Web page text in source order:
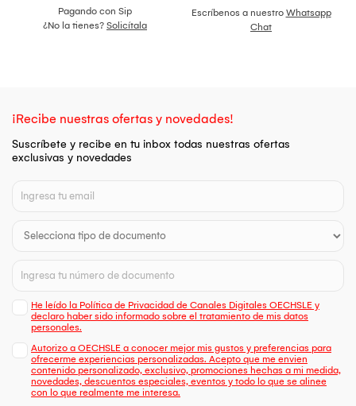
Pagando con Sip
¿No la tienes? Solicítala
Escríbenos a nuestro Whatsapp
Chat
¡Recibe nuestras ofertas y novedades!
Suscríbete y recibe en tu inbox todas nuestras ofertas
exclusivas y novedades
He leído la Política de Privacidad de Canales Digitales OECHSLE y
declaro haber sido informado sobre el tratamiento de mis datos
personales.
Autorizo a OECHSLE a conocer mejor mis gustos y preferencias para
ofrecerme experiencias personalizadas. Acepto que me envien
contenido personalizado, exclusivo, promociones hechas a mi medida,
novedades, descuentos especiales, eventos y todo lo que se alinee
con lo que realmente me interesa.